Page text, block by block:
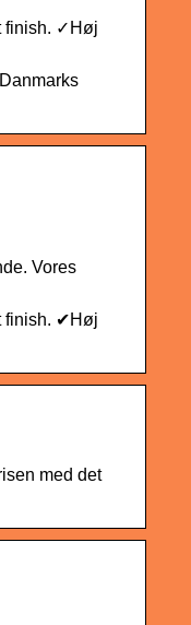
finish. ✓Høj
Vores
finish. ✔Høj
med det